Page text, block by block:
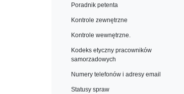
Poradnik petenta
Kontrole zewnętrzne
Kontrole wewnętrzne.
Kodeks etyczny pracowników
samorzadowych
Numery telefonów i adresy email
Statusy spraw